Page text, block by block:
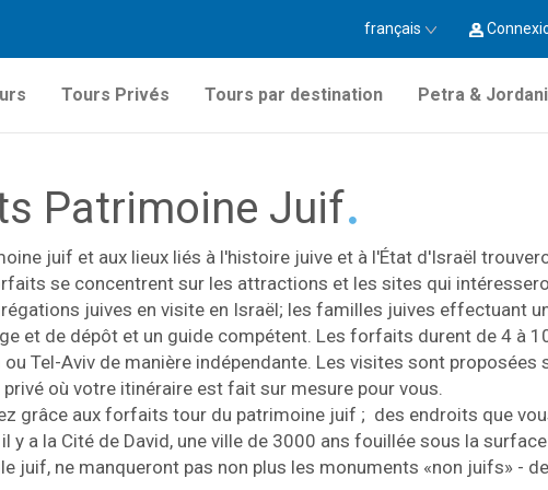
français
Tours Privés Tours par destination Petra &
Patrimoine Juif
juif et aux lieux liés à l'histoire juive et à l'État d'Israël
se concentrent sur les attractions et les sites qui
juives en visite en Israël; les familles juives effectuant
et de dépôt et un guide compétent. Les forfaits durent de 4 à
Tel-Aviv de manière indépendante. Les visites sont
où votre itinéraire est fait sur mesure pour vous.
grâce aux forfaits tour du patrimoine juif ; des endroits que
y a la Cité de David, une ville de 3000 ans fouillée sous la
juif, ne manqueront pas non plus les monuments «non juifs» -